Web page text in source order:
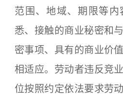
范围、地域、期限等内
悉、接触的商业秘密和
密事项、具有的商业价
相适应。劳动者违反竞
位按照约定依法要求劳